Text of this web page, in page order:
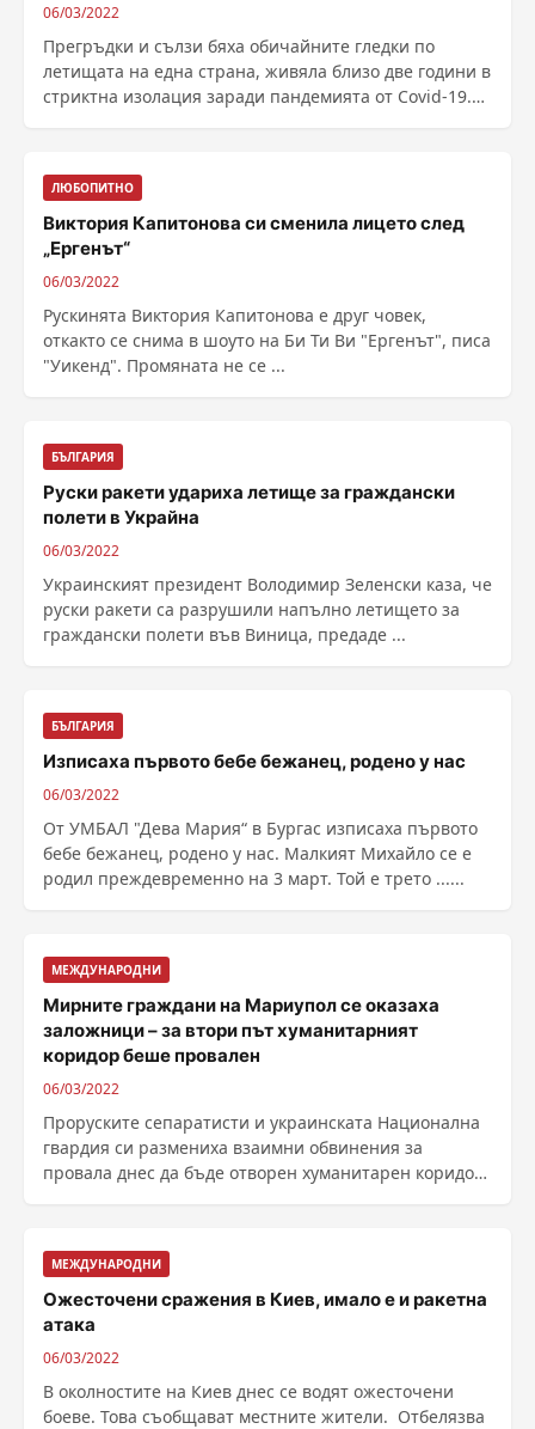
06/03/2022
Прегръдки и сълзи бяха обичайните гледки по
летищата на една страна, живяла близо две години в
стриктна изолация заради пандемията от Covid-19.
ЛЮБОПИТНО
Виктория Капитонова си сменила лицето след
„Ергенът“
06/03/2022
Рускинята Виктория Капитонова е друг човек,
откакто се снима в шоуто на Би Ти Ви "Ергенът", писа
"Уикенд". Промяната не се ...
БЪЛГАРИЯ
Руски ракети удариха летище за граждански
полети в Украйна
06/03/2022
Украинският президент Володимир Зеленски каза, че
руски ракети са разрушили напълно летището за
граждански полети във Виница, предаде ...
БЪЛГАРИЯ
Изписаха първото бебе бежанец, родено у нас
06/03/2022
От УМБАЛ "Дева Мария“ в Бургас изписаха първото
бебе бежанец, родено у нас. Малкият Михайло се е
родил преждевременно на 3 март. Той е трето ......
МЕЖДУНАРОДНИ
Мирните граждани на Мариупол се оказаха
заложници – за втори път хуманитарният
коридор беше провален
06/03/2022
Проруските сепаратисти и украинската Национална
гвардия си размениха взаимни обвинения за
провала днес да бъде отворен хуманитарен коридор
МЕЖДУНАРОДНИ
Ожесточени сражения в Киев, имало е и ракетна
атака
06/03/2022
В околностите на Киев днес се водят ожесточени
боеве. Това съобщават местните жители. Отбелязва